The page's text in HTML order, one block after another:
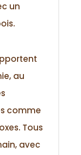
un
au
comme
Tous
avec